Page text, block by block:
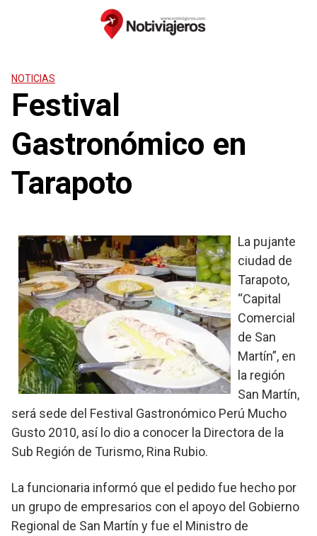
NOTICIAS
Festival
Gastronómico en
Tarapoto
La pujante
ciudad de
Tarapoto,
“Capital
Comercial
de San
Martín”, en
la región
San Martín,
será sede del Festival Gastronómico Perú Mucho
Gusto 2010, así lo dio a conocer la Directora de la
Sub Región de Turismo, Rina Rubio.
La funcionaria informó que el pedido fue hecho por
un grupo de empresarios con el apoyo del Gobierno
Regional de San Martín y fue el Ministro de